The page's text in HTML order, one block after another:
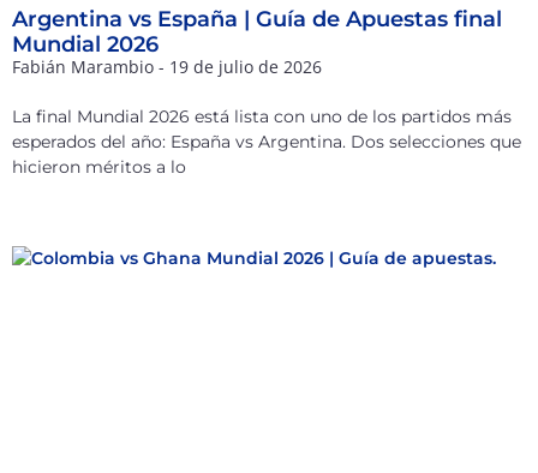
Argentina vs España | Guía de Apuestas final
Mundial 2026
Fabián Marambio 19 de julio de 2026
La final Mundial 2026 está lista con uno de los partidos más
esperados del año: España vs Argentina. Dos selecciones que
hicieron méritos a lo